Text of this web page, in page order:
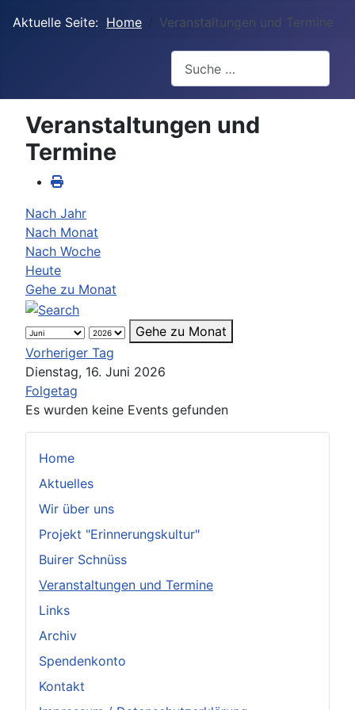
Aktuelle Seite: Home Veranstaltungen und Termine
Home
Aktuelles
Wir über uns
Projekt "Erinnerungskultur"
Buirer Schnüss
Veranstaltungen und Termine
Links
Archiv
Spendenkonto
Kontakt
Veranstaltungen und
Termine
Nach Jahr
Nach Monat
Nach Woche
Heute
Gehe zu Monat
Gehe zu Monat
Vorheriger Tag
Dienstag, 16. Juni 2026
Folgetag
Es wurden keine Events gefunden